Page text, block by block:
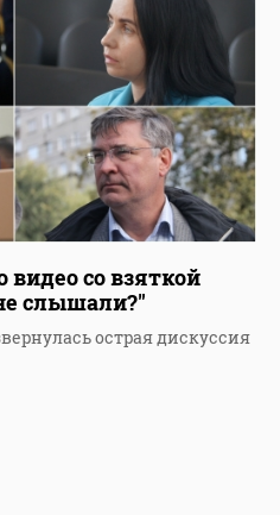
со взяткой
слышали?"
острая дискуссия